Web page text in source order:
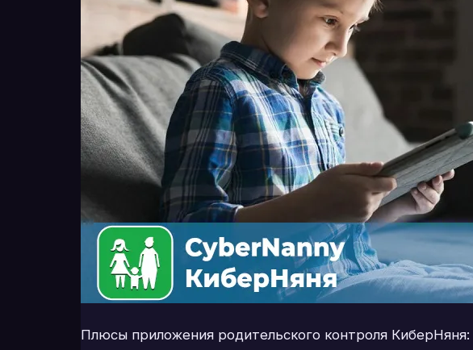
Плюсы приложения родительского контроля КиберНяня: